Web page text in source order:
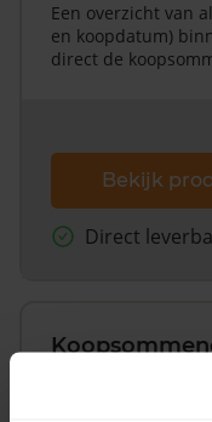
Een overzicht van
en koopdatum)
direct de
Bekijk
Direct